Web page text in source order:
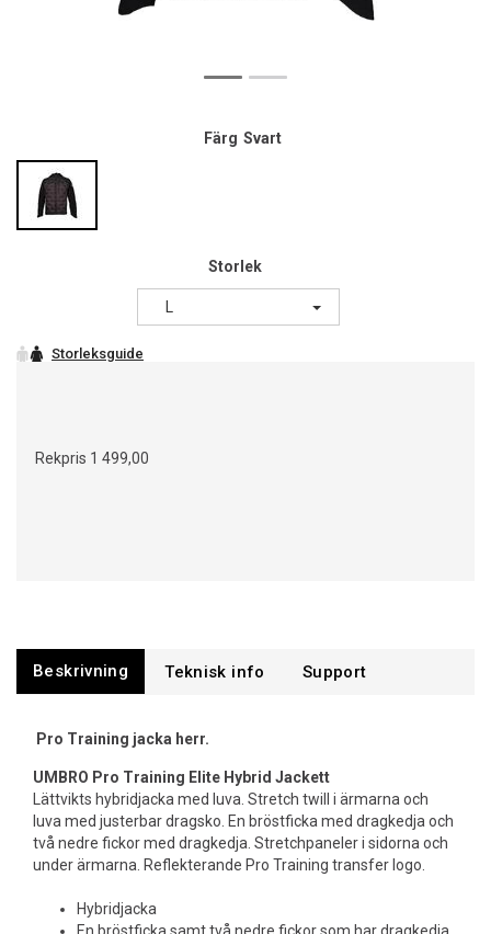
Färg Svart
Storlek
Rekpris 1 499,00
Beskrivning Support
Pro Training jacka herr.
UMBRO Pro Training Elite Hybrid Jackett
Lättvikts hybridjacka med luva. Stretch twill i ärmarna och
luva med justerbar dragsko. En bröstficka med dragkedja och
två nedre fickor med dragkedja. Stretchpaneler i sidorna och
under ärmarna. Reflekterande Pro Training transfer logo.
Hybridjacka